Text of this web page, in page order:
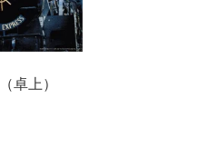
（卓上）